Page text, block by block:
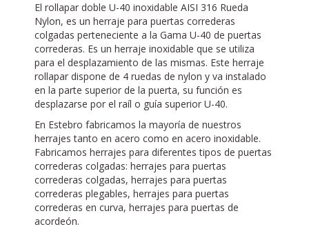
El rollapar doble U-40 inoxidable AISI 316 Rueda
Nylon, es un herraje para puertas correderas
colgadas perteneciente a la Gama U-40 de puertas
correderas. Es un herraje inoxidable que se utiliza
para el desplazamiento de las mismas. Este herraje
rollapar dispone de 4 ruedas de nylon y va instalado
en la parte superior de la puerta, su función es
desplazarse por el raíl o guía superior U-40.
En Estebro fabricamos la mayoría de nuestros
herrajes tanto en acero como en acero inoxidable.
Fabricamos herrajes para diferentes tipos de puertas
correderas colgadas: herrajes para puertas
correderas colgadas, herrajes para puertas
correderas plegables, herrajes para puertas
correderas en curva, herrajes para puertas de
acordeón.